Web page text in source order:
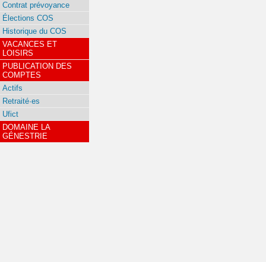
Contrat prévoyance
Élections COS
Historique du COS
VACANCES ET
LOISIRS
PUBLICATION DES
COMPTES
Actifs
Retraité·es
Ufict
DOMAINE LA
GÉNESTRIE